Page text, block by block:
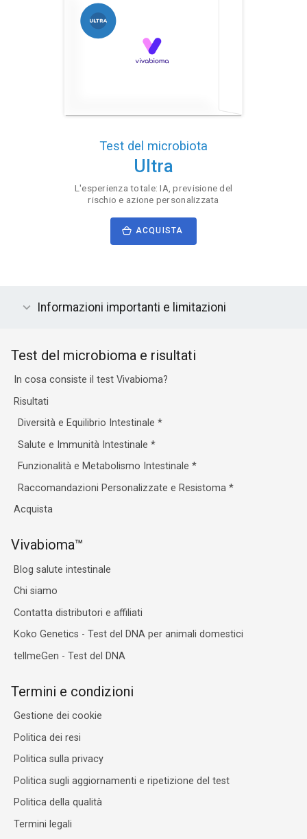
Test del microbiota
Ultra
L'esperienza totale: IA, previsione del
rischio e azione personalizzata
ACQUISTA
Informazioni importanti e limitazioni
Test del microbioma e risultati
In cosa consiste il test Vivabioma?
Risultati
Diversità e Equilibrio Intestinale*
Salute e Immunità Intestinale*
Funzionalità e Metabolismo Intestinale*
Raccomandazioni Personalizzate e Resistoma*
Acquista
Vivabioma™
Blog salute intestinale
Chi siamo
Contatta distributori e affiliati
Koko Genetics - Test del DNA per animali domestici
tellmeGen - Test del DNA
Termini e condizioni
Gestione dei cookie
Politica dei resi
Politica sulla privacy
Politica sugli aggiornamenti e ripetizione del test
Politica della qualità
Termini legali